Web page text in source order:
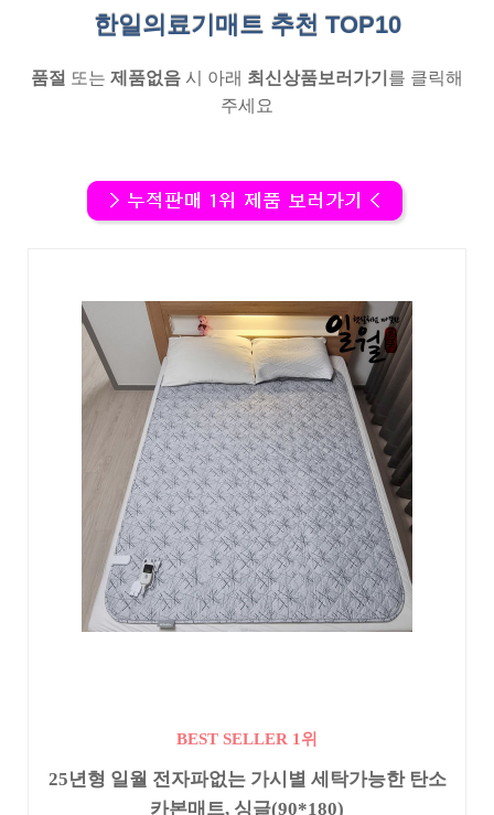
한일의료기매트 추천 TOP10
품절 또는 제품없음 시 아래 최신상품보러가기 를 클릭해
주세요
BEST SELLER 1위
25년형 일월 전자파없는 가시별 세탁가능한 탄소
카본매트, 싱글(90*180)